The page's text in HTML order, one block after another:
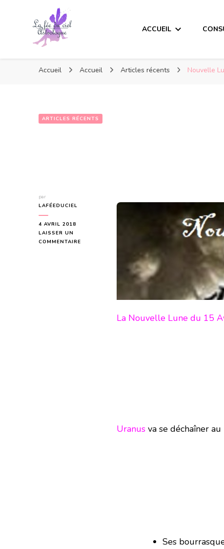
ACCUEIL
Accueil Accueil Articles récents Nouvelle
ARTICLES RÉCENTS
par
LAFÉEDUCIEL
4 AVRIL 2018
LAISSER UN
COMMENTAIRE
La Nouvelle Lune du 15
Uranus va se déchaîner
Ses